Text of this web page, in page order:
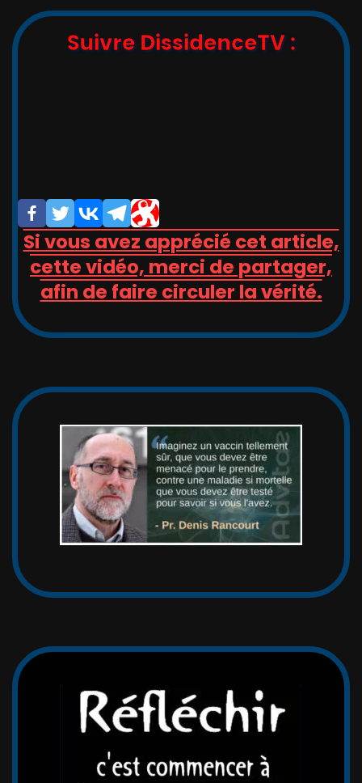
Suivre DissidenceTV :
Si vous avez apprécié cet article,
cette vidéo, merci de partager,
afin de faire circuler la vérité.